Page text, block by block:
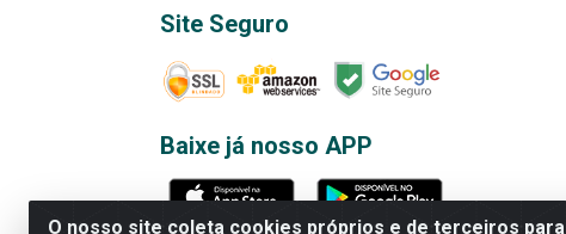
O nosso site coleta cookies próprios e de terceiros para
Site Seguro
Baixe já nosso APP